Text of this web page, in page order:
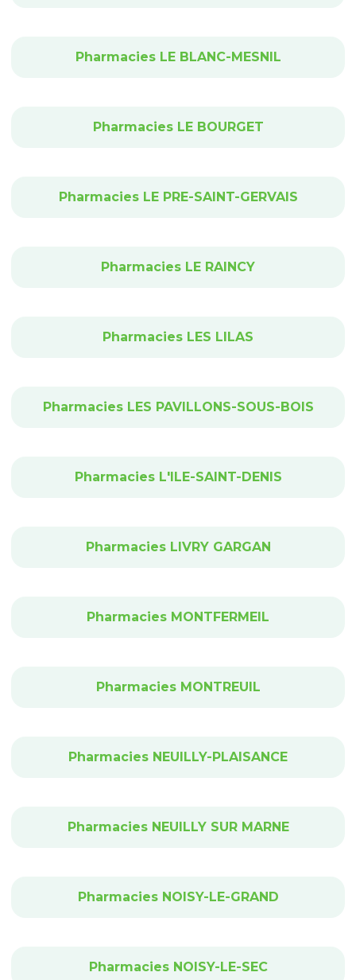
Pharmacies LE BLANC-MESNIL
Pharmacies LE BOURGET
Pharmacies LE PRE-SAINT-GERVAIS
Pharmacies LE RAINCY
Pharmacies LES LILAS
Pharmacies LES PAVILLONS-SOUS-BOIS
Pharmacies L'ILE-SAINT-DENIS
Pharmacies LIVRY GARGAN
Pharmacies MONTFERMEIL
Pharmacies MONTREUIL
Pharmacies NEUILLY-PLAISANCE
Pharmacies NEUILLY SUR MARNE
Pharmacies NOISY-LE-GRAND
Pharmacies NOISY-LE-SEC